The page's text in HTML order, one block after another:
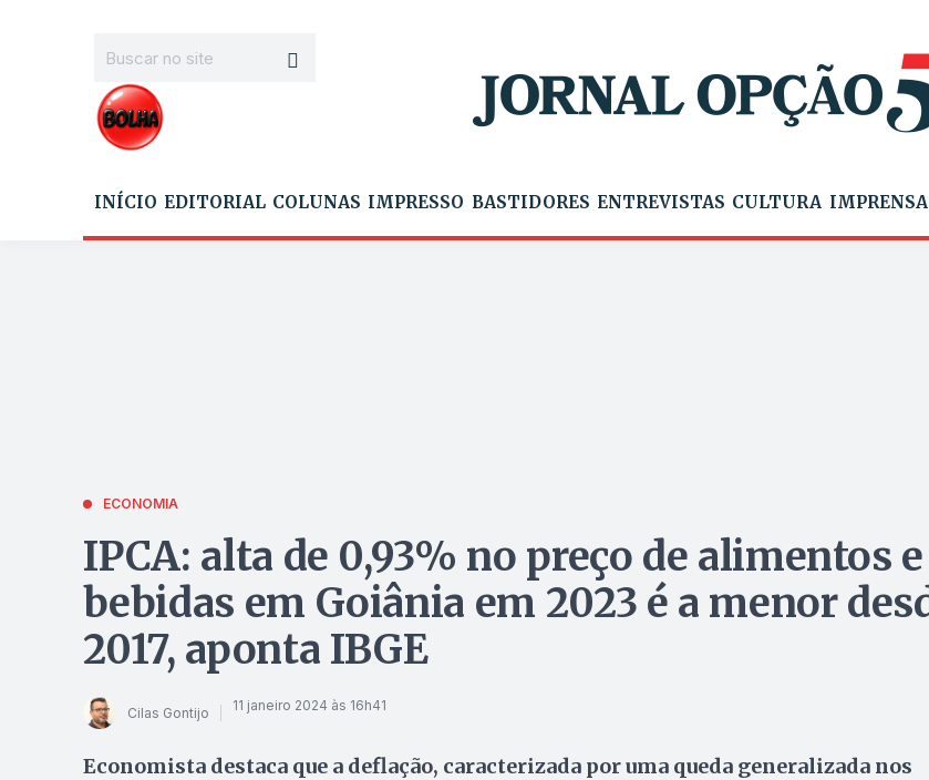
INÍCIO EDITORIAL COLUNAS IMPRESSO BASTIDORES ENTREVISTAS CULTURA IMPRENSA
ECONOMIA
IPCA: alta de 0,93% no preço de alimentos e
bebidas em Goiânia em 2023 é a menor
2017, aponta IBGE
Cilas Gontijo 11 janeiro 2024 às 16h41
Economista destaca que a deflação, caracterizada por uma queda generalizada nos